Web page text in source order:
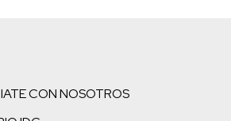
CON NOSOTROS